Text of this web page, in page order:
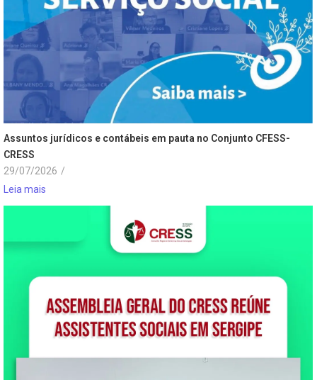
Assuntos jurídicos e contábeis em pauta no Conjunto CFESS-
CRESS
29/07/2026 /
Leia mais